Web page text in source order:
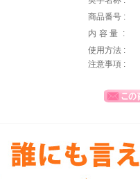
商品番号 :
内容量 :
使用方法 :
注意事項 :